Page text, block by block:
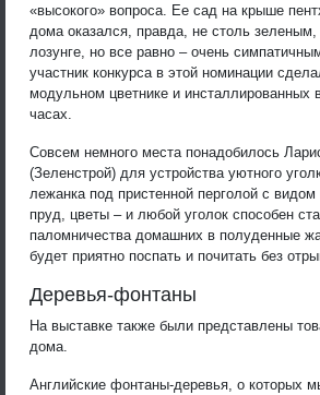
«высокого» вопроса. Ее сад на крыше
дома оказался, правда, не столь
лозунге, но все равно – очень
участник конкурса в этой номинации
модульном цветнике и инсталлированных
часах.
Совсем немного места понадобилось
(Зеленстрой) для устройства уютного
лежанка под пристенной перголой с
пруд, цветы – и любой уголок способен
паломничества домашних в полуденные
будет приятно поспать и почитать без
Деревья-фонтаны
На выставке также были представлены
дома.
Английские фонтаны-деревья, о которых